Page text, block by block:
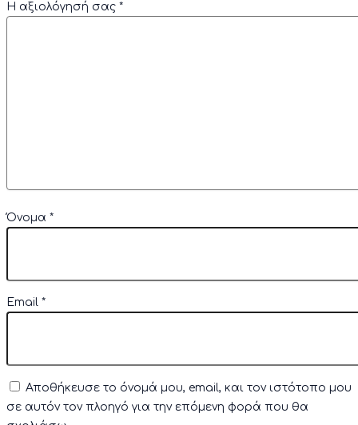
Η αξιολόγησή σας *
Όνομα *
Email *
Αποθήκευσε το όνομά μου, email, και τον ιστότοπο μου
σε αυτόν τον πλοηγό για την επόμενη φορά που θα